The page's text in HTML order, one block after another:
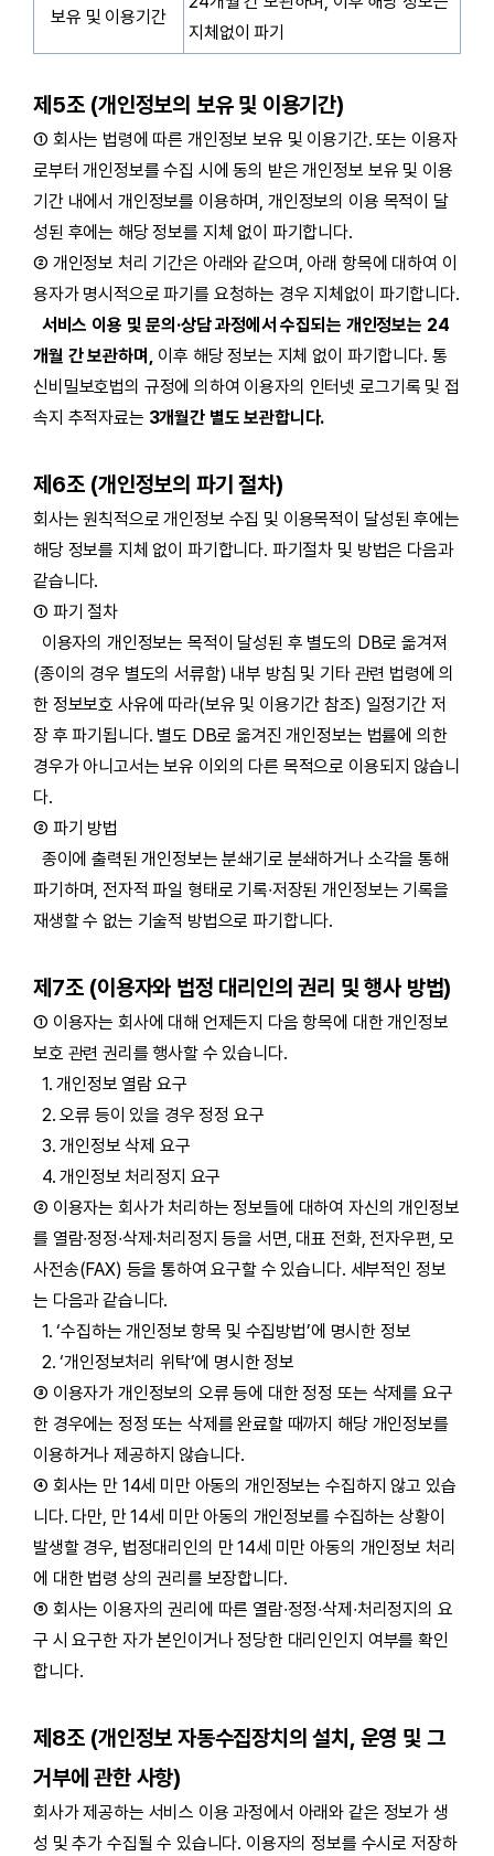
보유 및 이용기간
지체없이 파기
제5조 (개인정보의 보유 및 이용기간)
① 회사는 법령에 따른 개인정보 보유 및 이용기간. 또는 이용자
로부터 개인정보를 수집 시에 동의 받은 개인정보 보유 및 이용
기간 내에서 개인정보를 이용하며, 개인정보의 이용 목적이 달
성된 후에는 해당 정보를 지체 없이 파기합니다.
② 개인정보 처리 기간은 아래와 같으며, 아래 항목에 대하여 이
용자가 명시적으로 파기를 요청하는 경우 지체없이 파기합니다.
서비스 이용 및 문의·상담 과정에서 수집되는 개인정보는 24
개월 간 보관하며, 이후 해당 정보는 지체 없이 파기합니다. 통
신비밀보호법의 규정에 의하여 이용자의 인터넷 로그기록 및 접
속지 추적자료는 3개월간 별도 보관합니다.
제6조 (개인정보의 파기 절차)
회사는 원칙적으로 개인정보 수집 및 이용목적이 달성된 후에는
해당 정보를 지체 없이 파기합니다. 파기절차 및 방법은 다음과
같습니다.
① 파기 절차
이용자의 개인정보는 목적이 달성된 후 별도의 DB로 옮겨져
(종이의 경우 별도의 서류함) 내부 방침 및 기타 관련 법령에 의
한 정보보호 사유에 따라(보유 및 이용기간 참조) 일정기간 저
장 후 파기됩니다. 별도 DB로 옮겨진 개인정보는 법률에 의한
경우가 아니고서는 보유 이외의 다른 목적으로 이용되지 않습니
다.
② 파기 방법
종이에 출력된 개인정보는 분쇄기로 분쇄하거나 소각을 통해
파기하며, 전자적 파일 형태로 기록∙저장된 개인정보는 기록을
재생할 수 없는 기술적 방법으로 파기합니다.
제7조 (이용자와 법정 대리인의 권리 및 행사 방법)
① 이용자는 회사에 대해 언제든지 다음 항목에 대한 개인정보
보호 관련 권리를 행사할 수 있습니다.
1. 개인정보 열람 요구
2. 오류 등이 있을 경우 정정 요구
3. 개인정보 삭제 요구
4. 개인정보 처리정지 요구
② 이용자는 회사가 처리하는 정보들에 대하여 자신의 개인정보
를 열람∙정정∙삭제∙처리정지 등을 서면, 대표 전화, 전자우편, 모
사전송(FAX) 등을 통하여 요구할 수 있습니다. 세부적인 정보
는 다음과 같습니다.
1. ‘수집하는 개인정보 항목 및 수집방법’에 명시한 정보
2. ‘개인정보처리 위탁’에 명시한 정보
③ 이용자가 개인정보의 오류 등에 대한 정정 또는 삭제를 요구
한 경우에는 정정 또는 삭제를 완료할 때까지 해당 개인정보를
이용하거나 제공하지 않습니다.
④ 회사는 만 14세 미만 아동의 개인정보는 수집하지 않고 있습
니다. 다만, 만 14세 미만 아동의 개인정보를 수집하는 상황이
발생할 경우, 법정대리인의 만 14세 미만 아동의 개인정보 처리
에 대한 법령 상의 권리를 보장합니다.
⑤ 회사는 이용자의 권리에 따른 열람∙정정∙삭제∙처리정지의 요
구 시 요구한 자가 본인이거나 정당한 대리인인지 여부를 확인
합니다.
제8조 (개인정보 자동수집장치의 설치, 운영 및 그
거부에 관한 사항)
회사가 제공하는 서비스 이용 과정에서 아래와 같은 정보가 생
성 및 추가 수집될 수 있습니다. 이용자의 정보를 수시로 저장하